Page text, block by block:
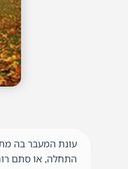
עונת המעבר בה
התחלה, או סתם